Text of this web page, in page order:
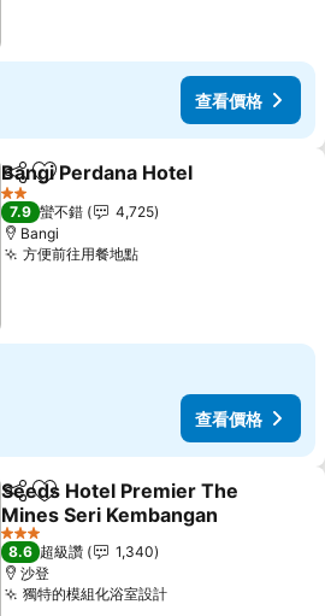
查看價格
分享 加入我的最愛
Bangi Perdana Hotel
2 星級
7.9 蠻不錯
4,725
Bangi
方便前往用餐地點
查看價格
分享 加入我的最愛
Seeds Hotel Premier The
Mines Seri Kembangan
3 星級
8.6 超級讚
1,340
沙登
獨特的模組化浴室設計